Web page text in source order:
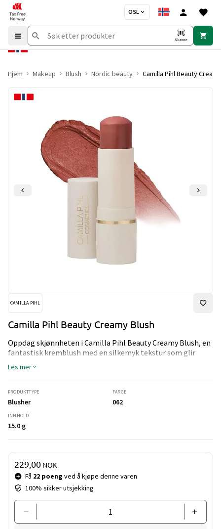
OSL
Skanne
Hjem Makeup Blush Nordic beauty Camilla Pihl Beauty
CAMILLA PIHL
Camilla Pihl Beauty Creamy Blush
Oppdag skjønnheten i Camilla Pihl Beauty Creamy Blush, en
fantastisk kremblush med en silkemyk tekstur som glir
sømløst inn i huden din. Beriket med pigmenter av høy
kvalitet, gir dette allsidige produktet en naturlig, sunn glød
til kinnene dine, mens det også kan brukes på leppene og
øyelokkene for en koordinert og frisk look.
Les mer
PRODUKTTYPE
Blusher
FARGE
062
INNHOLD
15.0 g
Pris og mengde
Få 22 poeng ved å kjøpe denne varen
100% sikker utsjekking
229,00 NOK